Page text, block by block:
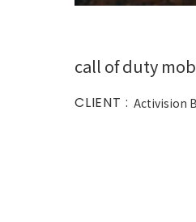
call of duty
CLIENT : Activision